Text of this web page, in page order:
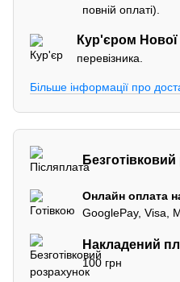
повній оплаті).
Кур'єром
перевізника.
Більше інформації про
Онлайн оплата
GooglePay, Visa,
Накладений
100 грн